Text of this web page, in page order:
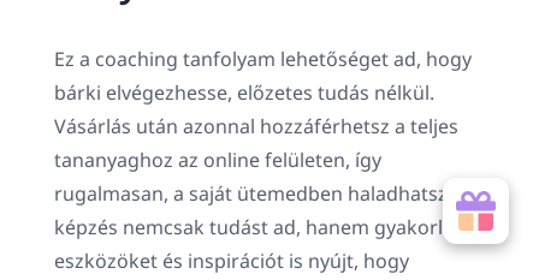
Ez a coaching tanfolyam lehetőséget ad, hogy
bárki elvégezhesse, előzetes tudás nélkül.
Vásárlás után azonnal hozzáférhetsz a teljes
tananyaghoz az online felületen, így
rugalmasan, a saját ütemedben haladhatsz. A
képzés nemcsak tudást ad, hanem gyakorlati
eszközöket és inspirációt is nyújt, hogy